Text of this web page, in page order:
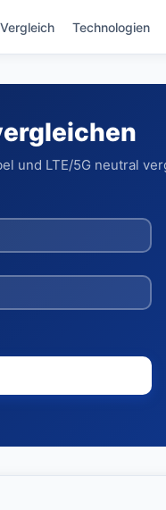
Technologien
und LTE/5G neutral